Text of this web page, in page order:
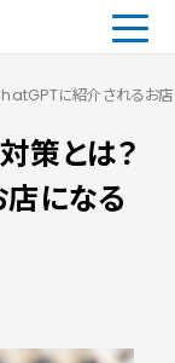
に紹介されるお
策とは？
になる